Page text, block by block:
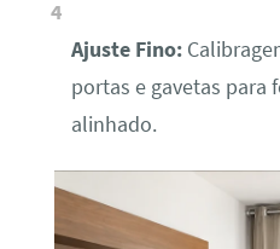
Ajuste Fino:
portas e gavetas para
alinhado.